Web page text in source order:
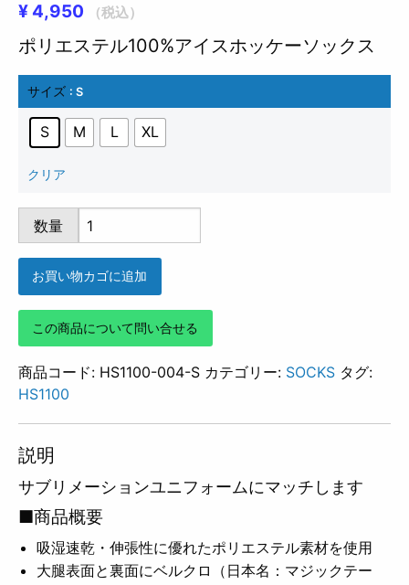
¥ 4,950 （税込）
ポリエステル100%アイスホッケーソックス
サイズ : S
S M L XL
クリア
HS1100-
004
個
数量
お買い物カゴに追加
この商品について問い合せる
商品コード: HS1100-004-S カテゴリー: SOCKS タグ:
HS1100
説明
サブリメーションユニフォームにマッチします
■商品概要
吸湿速乾・伸張性に優れたポリエステル素材を使用
大腿表面と裏面にベルクロ（日本名：マジックテー